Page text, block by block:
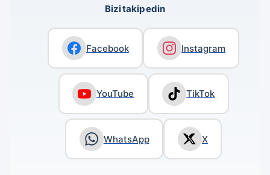
Bizi takip edin
Facebook Instagram
YouTube TikTok
WhatsApp X